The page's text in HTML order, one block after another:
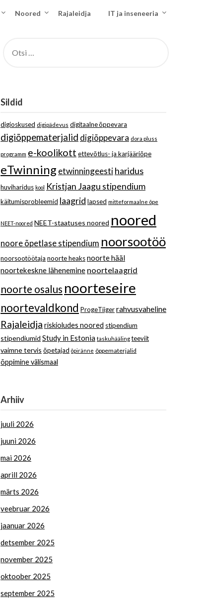
Noored Rajaleidja IT ja inseneeria
Sildid
digioskused digipädevus digitaalne õppevara
digiõppematerjalid digiõppevara dora pluss
programm e-koolikott ettevõtlus- ja karjääriõpe
eTwinning etwinningeestiharidus
huviharidus kool Kristjan Jaagu stipendium
käitumisprobleemid laagrid lapsed mitteformaalne õpe
NEET-noored NEET-staatuses noored noored
noore õpetlase stipendium noorsootöö
noorsootöötaja noorte heaksnoorte hääl
noortekeskne lähenemine noortelaagrid
noorte osalus noorteseire
noortevaldkond ProgeTiigerrahvusvaheline
Rajaleidja riskioludes noored stipendium
stipendiumid Study in Estonia taskuhääling teeviit
vaimne tervis õpetajad õpiränne õppematerjalid
õppimine välismaal
Arhiiv
juuli 2026
juuni 2026
mai 2026
aprill 2026
märts 2026
veebruar 2026
jaanuar 2026
detsember 2025
november 2025
oktoober 2025
september 2025